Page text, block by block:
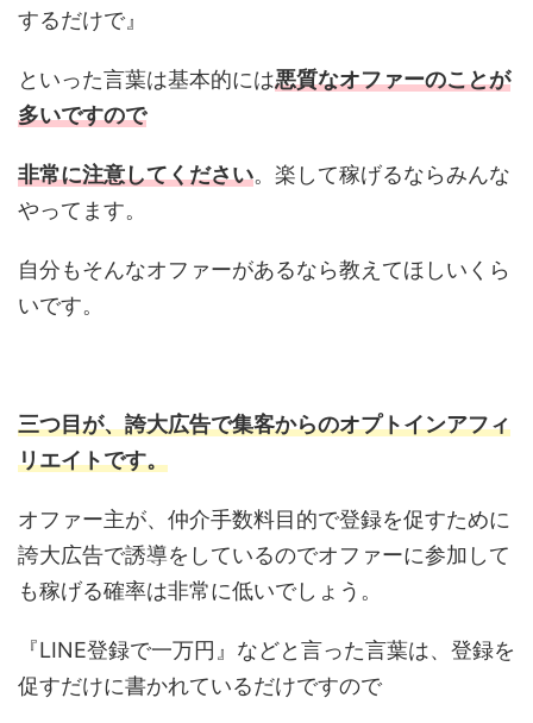
するだけで』
といった言葉は基本的には悪質なオファーのことが
多いですので
非常に注意してください。楽して稼げるならみんな
やってます。
自分もそんなオファーがあるなら教えてほしいくら
いです。
三つ目が、誇大広告で集客からのオプトインアフィ
リエイトです。
オファー主が、仲介手数料目的で登録を促すために
誇大広告で誘導をしているのでオファーに参加して
も稼げる確率は非常に低いでしょう。
『LINE登録で一万円』などと言った言葉は、登録を
促すだけに書かれているだけですので